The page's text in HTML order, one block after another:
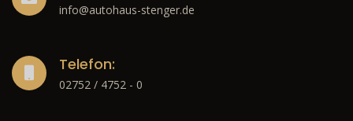
info@autohaus-stenger.de
Telefon:
02752 / 4752 - 0